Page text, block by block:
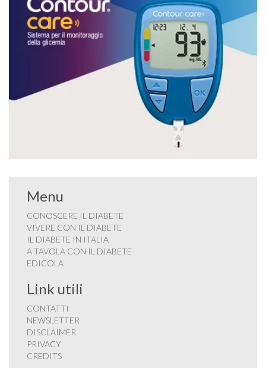
Menu
CONOSCERE IL DIABETE
VIVERE CON IL DIABETE
IL DIABETE IN ITALIA
A TAVOLA CON IL DIABETE
EDICOLA
Link utili
CONTATTI
NEWSLETTER
DISCLAIMER
PRIVACY
CREDITS